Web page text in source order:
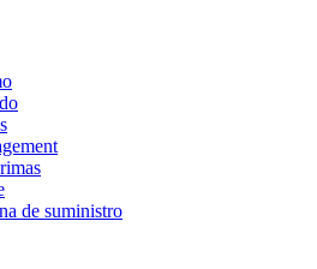
de suministro